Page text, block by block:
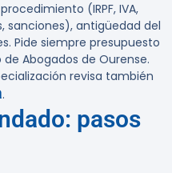
(IRPF, IVA,
sanciones), antigüedad del
Pide siempre presupuesto
Abogados de Ourense.
revisa también
.
pasos